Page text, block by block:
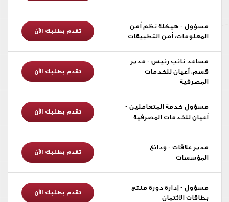
مسؤول - هيكلة نظم أمن
المعلومات، أمن التطبيقات
تقدم بطلبك الآن
مساعد نائب رئيس - مدير
قسم، أعيان للخدمات
المصرفية
تقدم بطلبك الآن
مسؤول خدمة المتعاملين -
أعيان للخدمات المصرفية
تقدم بطلبك الآن
مدير علاقات - ودائع
المؤسسات
تقدم بطلبك الآن
مسؤول - إدارة دورة منتج
بطاقات الائتمان
تقدم بطلبك الآن